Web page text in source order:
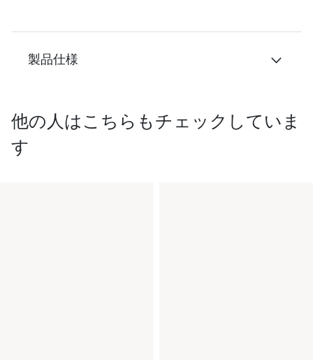
製品仕様
他の人はこちらもチェックしていま
す